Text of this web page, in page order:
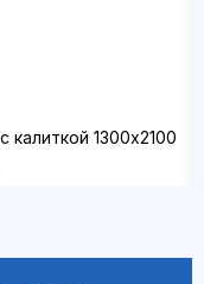
1300х2100